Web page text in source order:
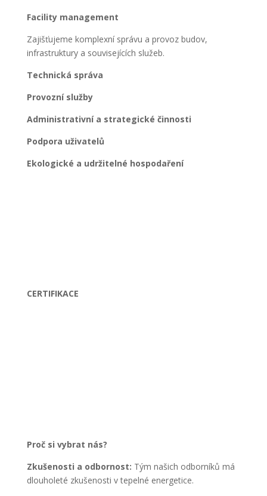
Facility management
Zajišťujeme komplexní správu a provoz budov,
infrastruktury a souvisejících služeb.
Technická správa
Provozní služby
Administrativní a strategické činnosti
Podpora uživatelů
Ekologické a udržitelné hospodaření
CERTIFIKACE
Proč si vybrat nás?
Zkušenosti a odbornost: Tým našich odborníků má
dlouholeté zkušenosti v tepelné energetice.